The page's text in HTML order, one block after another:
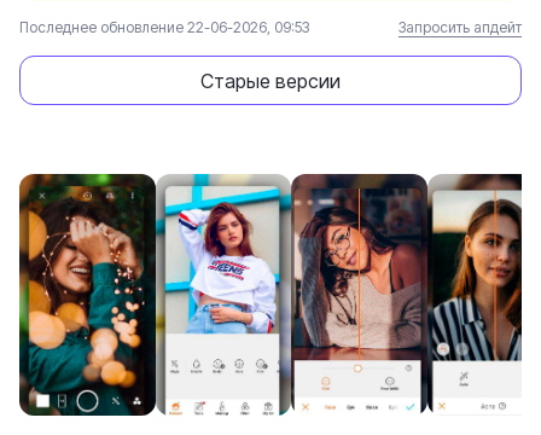
Старые версии
Последнее обновление 22-06-2026, 09:53 Запросить апдейт